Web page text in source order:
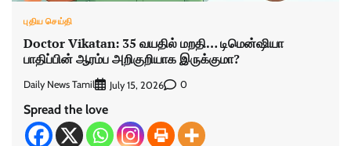
புதிய செய்தி
Doctor Vikatan: 35 வயதில் மறதி… டிமென்ஷியா
பாதிப்பின் ஆரம்ப அறிகுறியாக இருக்குமா?
Daily News Tamil July 15, 2026 0
Spread the love